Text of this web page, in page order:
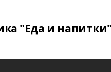
"Еда и напитки"